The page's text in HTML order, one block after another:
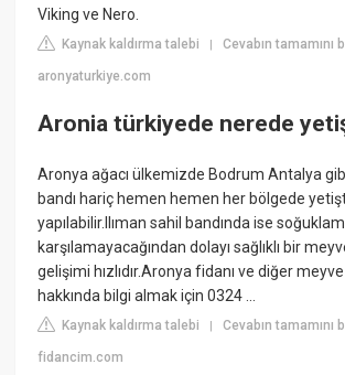
Viking ve Nero.
Kaynak kaldırma talebi |Cevabın tamamını
aronyaturkiye.com
Aronia türkiyede nerede
Aronya ağacı ülkemizde Bodrum Antalya gibi
bandı hariç hemen hemen her bölgede
yapılabilir.Ilıman sahil bandında ise
karşılamayacağından dolayı sağlıklı bir
gelişimi hızlıdır.Aronya fidanı ve diğer
hakkında bilgi almak için 0324 ...
Kaynak kaldırma talebi |Cevabın tamamını
fidancim.com